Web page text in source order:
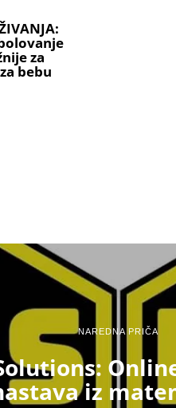
za
bebu
NAREDNA PRIČA
iz